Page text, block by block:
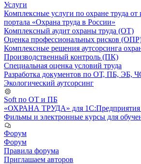
Услуги
Комплексные услуги по охране труда
портала «Охрана труда в России»
Комплексный аудит охраны труда (ОТ)
Оценка профессиональных рисков
Комплексные решения аутсорсинга
Производственный контроль (ПК)
Специальная оценка условий труда
Разработка документов по ОТ, ПБ, ЭБ,
Экологический аутсорсинг
Soft по ОТ и ПБ
«ОХРАНА ТРУДА» для 1С:Предприятия
Фильмы и электронные курсы для
Форум
Форум
Правила форума
Приглашаем авторов